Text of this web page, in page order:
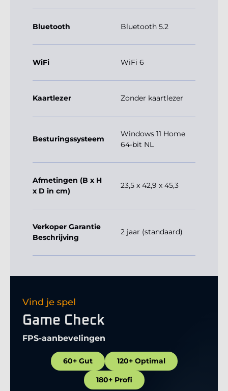
Bluetooth Bluetooth 5.2
WiFi WiFi 6
Kaartlezer Zonder kaartlezer
Besturingssysteem
Windows 11 Home
64-bit NL
Afmetingen (B x H
x D in cm)
23,5 x 42,9 x 45,3
Verkoper Garantie
Beschrijving
2 jaar (standaard)
Vind je spel
Game Check
FPS-aanbevelingen
60+ Gut 120+ Optimal
180+ Profi